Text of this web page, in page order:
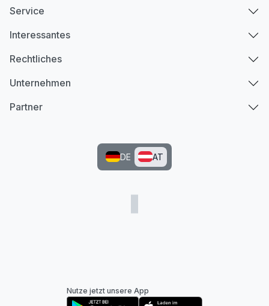
Service
Interessantes
Rechtliches
Unternehmen
Partner
DE AT
Nutze jetzt unsere App